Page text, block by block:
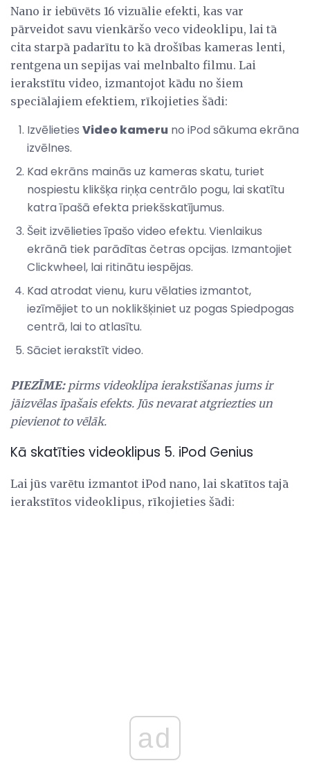
Nano ir iebūvēts 16 vizuālie efekti, kas var
pārveidot savu vienkāršo veco videoklipu, lai tā
cita starpā padarītu to kā drošības kameras lenti,
rentgena un sepijas vai melnbalto filmu. Lai
ierakstītu video, izmantojot kādu no šiem
speciālajiem efektiem, rīkojieties šādi:
Izvēlieties Video kameru no iPod sākuma ekrāna
izvēlnes.
Kad ekrāns mainās uz kameras skatu, turiet
nospiestu klikšķa riņķa centrālo pogu, lai skatītu
katra īpašā efekta priekšskatījumus.
Šeit izvēlieties īpašo video efektu. Vienlaikus
ekrānā tiek parādītas četras opcijas. Izmantojiet
Clickwheel, lai ritinātu iespējas.
Kad atrodat vienu, kuru vēlaties izmantot,
iezīmējiet to un noklikšķiniet uz pogas Spiedpogas
centrā, lai to atlasītu.
Sāciet ierakstīt video.
PIEZĪME:pirms videoklipa ierakstīšanas jums ir
jāizvēlas īpašais efekts. Jūs nevarat atgriezties un
pievienot to vēlāk.
Kā skatīties videoklipus 5. iPod Genius
Lai jūs varētu izmantot iPod nano, lai skatītos tajā
ierakstītos videoklipus, rīkojieties šādi:
ad